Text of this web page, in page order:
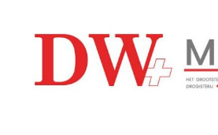
inhoud